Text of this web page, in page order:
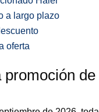
a largo plazo
oferta